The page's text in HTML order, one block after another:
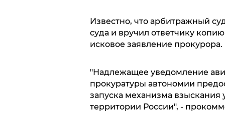
Известно, что арбитражный
суда и вручил ответчику
исковое заявление прокурора.
"Надлежащее уведомление
прокуратуры автономии
запуска механизма взыскания
территории России", -